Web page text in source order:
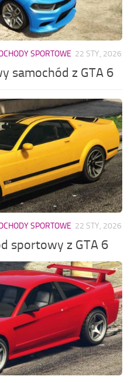
SPORTOWE 22 STY, 2026
samochód z GTA 6
SPORTOWE 22 STY, 2026
sportowy z GTA 6